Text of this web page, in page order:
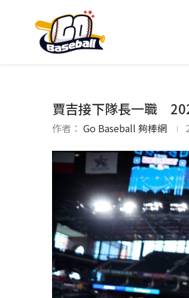
賈吉接下隊長一職
作者： Go Baseball 夠棒網